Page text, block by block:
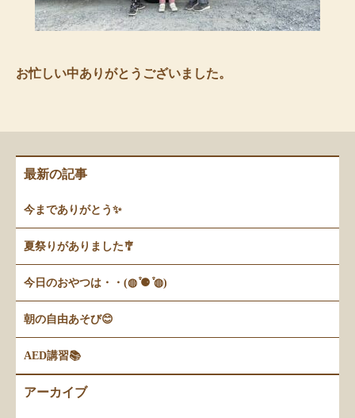
お忙しい中ありがとうございました。
最新の記事
今までありがとう✨
夏祭りがありました🎐
今日のおやつは・・(◍ ͒⚈ ͒◍)
朝の自由あそび😊
AED講習📚
アーカイブ